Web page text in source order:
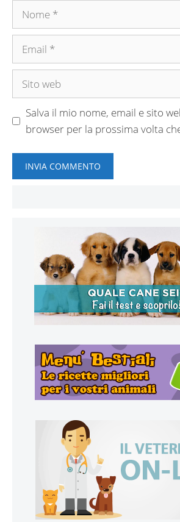
Nome
Email
Sito
Salva il mio nome, email e sito
browser per la prossima volta